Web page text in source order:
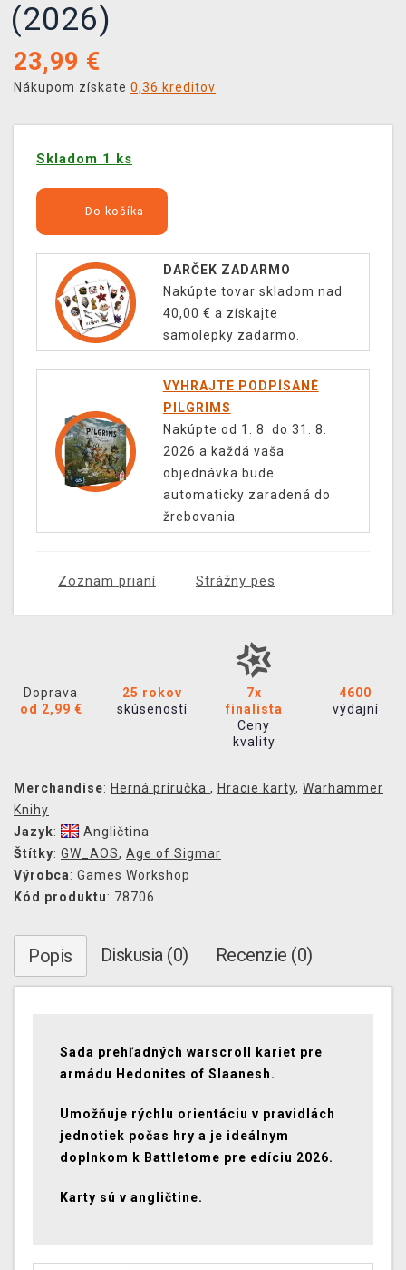
(2026)
23,99 €
Nákupom získate 0,36 kreditov
Skladom 1 ks
Do košíka
DARČEK ZADARMO
Nakúpte tovar skladom nad
40,00 € a získajte
samolepky zadarmo.
VYHRAJTE PODPÍSANÉ
PILGRIMS
Nakúpte od 1. 8. do 31. 8.
2026 a každá vaša
objednávka bude
automaticky zaradená do
žrebovania.
Zoznam prianí Strážny pes
Doprava
od 2,99 €
25 rokov
skúseností
7x
finalista
Ceny
kvality
4600
výdajní
Merchandise: Herná príručka , Hracie karty, Warhammer
Knihy
Jazyk:
Angličtina
Štítky: GW_AOS, Age of Sigmar
Výrobca: Games Workshop
Kód produktu: 78706
Popis Diskusia (0) Recenzie (0)
Sada prehľadných warscroll
kariet pre
armádu Hedonites of Slaanesh.
Umožňuje rýchlu orientáciu v pravidlách
jednotiek počas hry a je ideálnym
doplnkom k Battletome pre edíciu 2026.
Karty sú v angličtine.